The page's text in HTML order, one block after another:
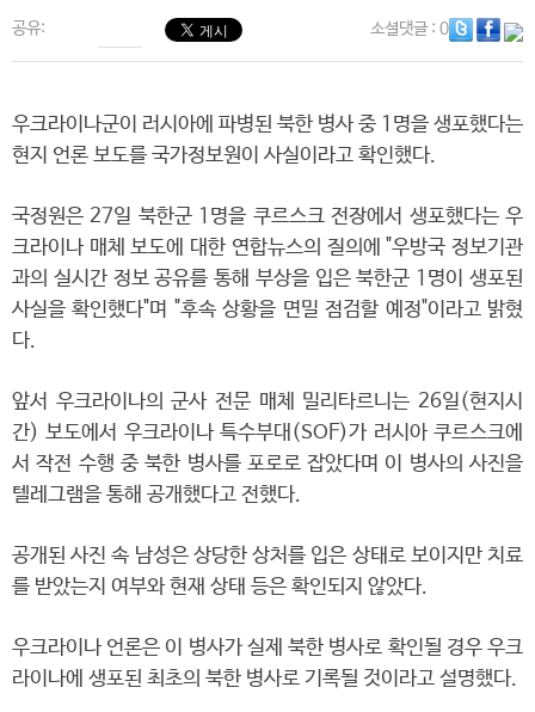
공유: 소셜댓글: 0
우크라이나군이 러시아에 파병된 북한 병사 중 1명을 생포했다는
현지 언론 보도를 국가정보원이 사실이라고 확인했다.
국정원은 27일 북한군 1명을 쿠르스크 전장에서 생포했다는 우
크라이나 매체 보도에 대한 연합뉴스의 질의에 "우방국 정보기관
과의 실시간 정보 공유를 통해 부상을 입은 북한군 1명이 생포된
사실을 확인했다"며 "후속 상황을 면밀 점검할 예정"이라고 밝혔
다.
앞서 우크라이나의 군사 전문 매체 밀리타르니는 26일(현지시
간) 보도에서 우크라이나 특수부대(SOF)가 러시아 쿠르스크에
서 작전 수행 중 북한 병사를 포로로 잡았다며 이 병사의 사진을
텔레그램을 통해 공개했다고 전했다.
공개된 사진 속 남성은 상당한 상처를 입은 상태로 보이지만 치료
를 받았는지 여부와 현재 상태 등은 확인되지 않았다.
우크라이나 언론은 이 병사가 실제 북한 병사로 확인될 경우 우크
라이나에 생포된 최초의 북한 병사로 기록될 것이라고 설명했다.